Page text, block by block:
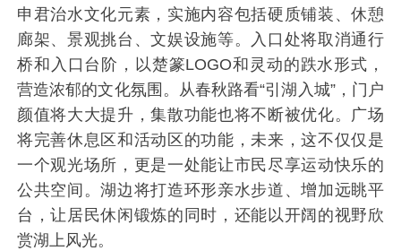
申君治水文化元素，实施内容包括硬质铺装、休憩
廊架、景观挑台、文娱设施等。入口处将取消通行
桥和入口台阶，以楚篆LOGO和灵动的跌水形式，
营造浓郁的文化氛围。从春秋路看“引湖入城”，门户
颜值将大大提升，集散功能也将不断被优化。广场
将完善休息区和活动区的功能，未来，这不仅仅是
一个观光场所，更是一处能让市民尽享运动快乐的
公共空间。湖边将打造环形亲水步道、增加远眺平
台，让居民休闲锻炼的同时，还能以开阔的视野欣
赏湖上风光。